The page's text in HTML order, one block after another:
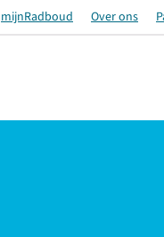
mijnRadboud Over ons